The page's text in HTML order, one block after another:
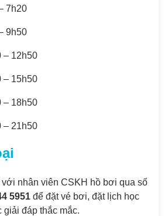
7h20
9h50
– 12h50
– 15h50
– 18h50
– 21h50
với nhân viên CSKH hồ bơi qua số
5951 để đặt vé bơi, đặt lịch học
đáp thắc mắc.